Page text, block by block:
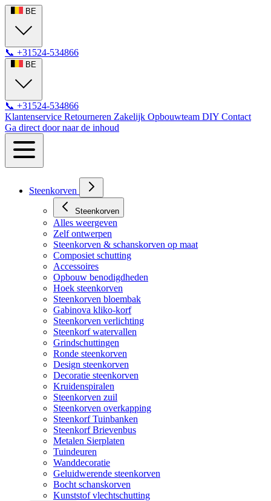
BE
📞 +31524-534866
BE
📞 +31524-534866
Klantenservice Retourneren Zakelijk Opbouwteam DIY Contact
Ga direct door naar de inhoud
Steenkorven
Steenkorven
Alles weergeven
Zelf ontwerpen
Steenkorven & schanskorven op maat
Composiet schutting
Accessoires
Opbouw benodigdheden
Hoek steenkorven
Steenkorven bloembak
Gabinova kliko-korf
Steenkorven verlichting
Steenkorf watervallen
Grindschuttingen
Ronde steenkorven
Design steenkorven
Decoratie steenkorven
Kruidenspiralen
Steenkorven zuil
Steenkorven overkapping
Steenkorf Tuinbanken
Steenkorf Brievenbus
Metalen Sierplaten
Tuindeuren
Wanddecoratie
Geluidwerende steenkorven
Bocht schanskorven
Kunststof vlechtschutting